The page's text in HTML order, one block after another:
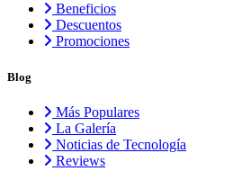
Beneficios
Descuentos
Promociones
Blog
Más Populares
La Galería
Noticias de Tecnología
Reviews